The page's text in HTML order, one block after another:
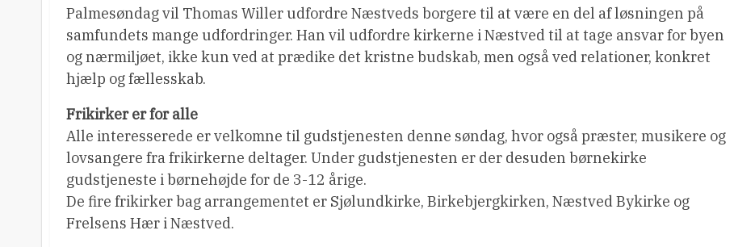
Palmesøndag vil Thomas Willer udfordre Næstveds borgere til at være en del af løsningen på
samfundets mange udfordringer. Han vil udfordre kirkerne i Næstved til at tage ansvar for byen
og nærmiljøet, ikke kun ved at prædike det kristne budskab, men også ved relationer, konkret
hjælp og fællesskab.
Frikirker er for alle
Alle interesserede er velkomne til gudstjenesten denne søndag, hvor også præster, musikere og
lovsangere fra frikirkerne deltager. Under gudstjenesten er der desuden børnekirke 
gudstjeneste i børnehøjde for de 3-12 årige.
De fire frikirker bag arrangementet er Sjølundkirke, Birkebjergkirken, Næstved Bykirke og
Frelsens Hær i Næstved.